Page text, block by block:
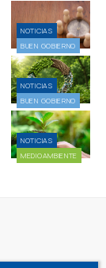
NOTICIAS
BUEN GOBIERNO
NOTICIAS
BUEN GOBIERNO
NOTICIAS
MEDIOAMBIENTE